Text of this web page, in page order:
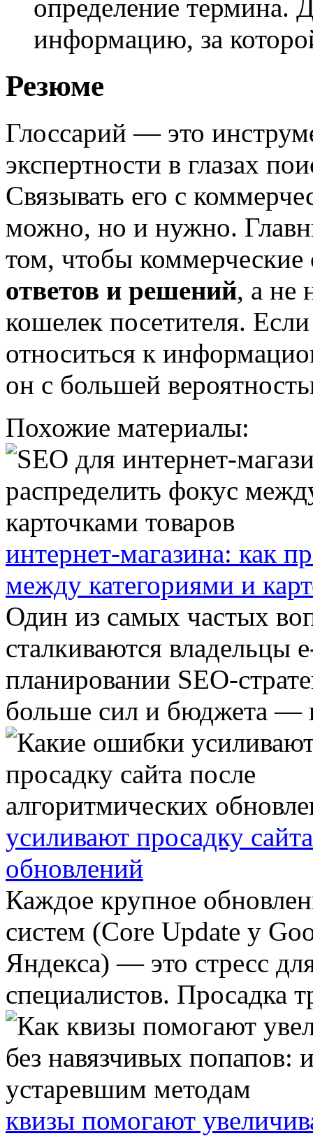
определение термина.
информацию, за
Резюме
Глоссарий — это
экспертности в глазах
Связывать его с
можно, но и нужно.
том, чтобы
ответов и решений, а не
кошелек посетителя.
относиться к
он с большей
Похожие материалы:
интернет-магазина: как
между категориями и
Один из самых частых
сталкиваются владельцы
планировании SEO-
больше сил и бюджета —
усиливают просадку
обновлений
Каждое крупное
систем (Core Update у
Яндекса) — это стресс
специалистов. Просадка
квизы помогают